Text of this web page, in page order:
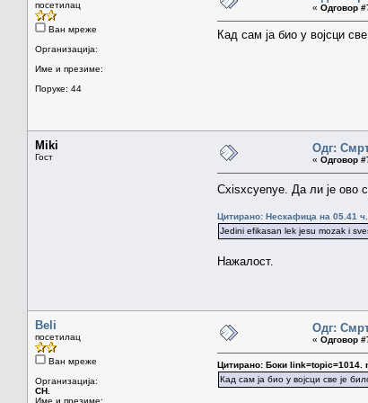
посетилац
Ван мреже
Организација:
Име и презиме:
Поруке: 44
« Одговор
Кад сам ја био у војсци
Miki
Гост
Одг:
« Одговор
Cxisxcyenye. Да ли је ово
Цитирано: Нескафица на 05.41 ч.
Jedini efikasan lek jesu mozak i
Нажалост.
Beli
посетилац
Ван мреже
Организација:
CH.
Име и презиме:
Одг:
« Одговор
Цитирано: Боки link=topic=1014.
Кад сам ја био у војсци све је